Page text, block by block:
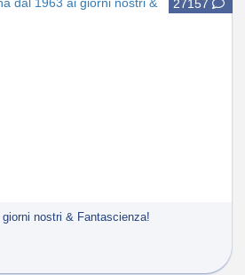
27157
nostri & Fantascienza!